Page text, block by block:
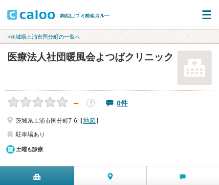
«茨城県土浦市国分町の一覧へ
医療法人社団暖風会よつばクリニック
－ ？ 0件
茨城県土浦市国分町7-6【地図 】
駐車場あり
土曜も診療